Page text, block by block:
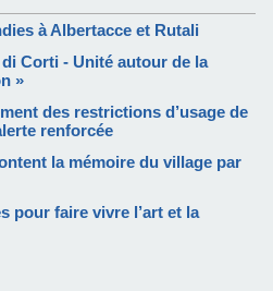
à Albertacce et Rutali
Corti - Unité autour de la
»
des restrictions d’usage de
renforcée
la mémoire du village par
pour faire vivre l’art et la